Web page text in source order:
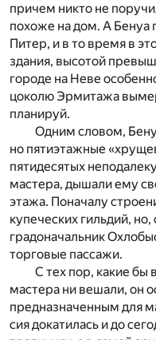
причем никто не
похоже на дом. А Бенуа
Питер, и в то время в
здания, высотой
городе на Неве
цоколю Эрмитажа
планируй.
Одним словом,
но пятиэтажные
пятидесятых
мастера, дышали ему
этажа. Поначалу
купеческих гильдий,
градоначальник
торговые пассажи.
С тех пор, какие бы
мастера ни вешали, он
предназначенным для
сия докатилась и до